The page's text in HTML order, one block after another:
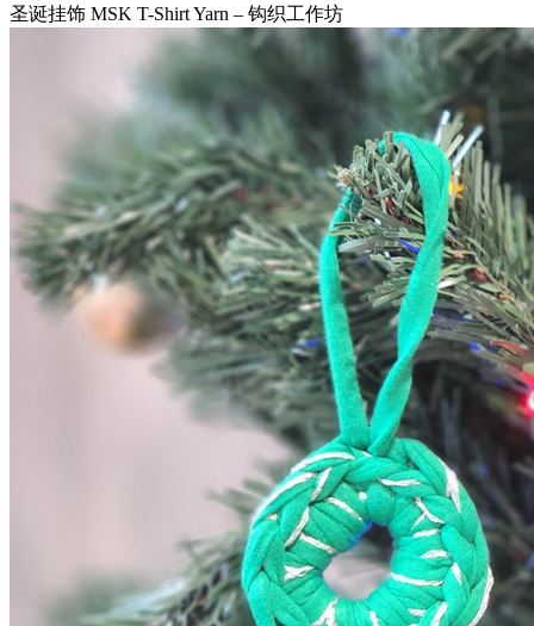
圣诞挂饰 MSK T-Shirt Yarn – 钩织工作坊